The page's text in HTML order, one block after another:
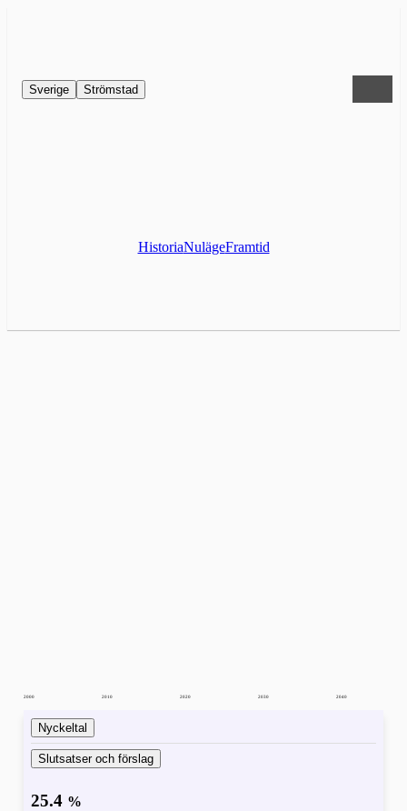
Sverige Strömstad
HistoriaNulägeFramtid
2000 2010 2020 2030 2040
Nyckeltal
Slutsatser och förslag
25.4 %